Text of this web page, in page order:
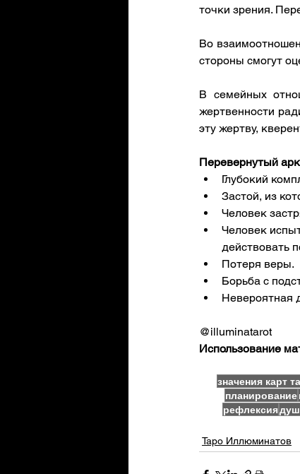
точки зрения.
Во
стороны смогут
В семейных
жертвенности
эту жертву,
Перевернутый
Глубокий
Застой, из
Человек
Человек
действовать
Потеря веры.
Борьба с
Невероятная
@illuminatarot
Использование
значения карт
планирование
рефлексия
Таро Иллюминатов